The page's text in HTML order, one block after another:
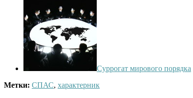
Суррогат мирового порядка
Метки: СПАС, характерник